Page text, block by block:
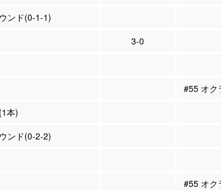
ンド(0-1-1)
3-0
#55 オク
本)
ンド(0-2-2)
#55 オク